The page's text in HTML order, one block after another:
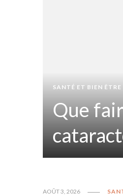
SANTÉ ET BIEN ÊTRE
Que
AOÛT 3, 2026